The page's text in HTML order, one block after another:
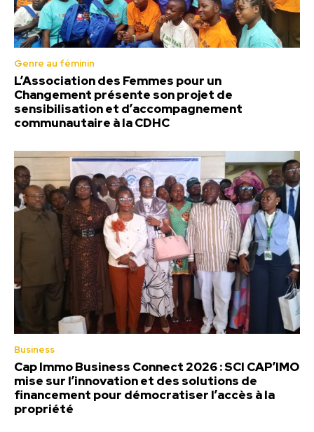
Genre au féminin
L’Association des Femmes pour un
Changement présente son projet de
sensibilisation et d’accompagnement
communautaire à la CDHC
Business
Cap Immo Business Connect 2026 : SCI CAP’IMO
mise sur l’innovation et des solutions de
financement pour démocratiser l’accès à la
propriété